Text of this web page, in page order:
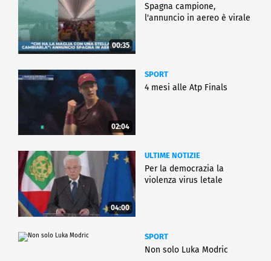
00:35
Spagna campione,
l'annuncio in aereo è virale
02:04
SPORT
4 mesi alle Atp Finals
04:00
ULTIME NOTIZIE
Per la democrazia la
violenza virus letale
SPORT
Non solo Luka Modric